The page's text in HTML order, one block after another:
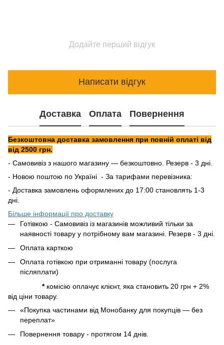
Додайте перший відгук
Написати відгук
Доставка Оплата Повернення
Безкоштовна доставка замовлення при повній оплаті від
від 2500 грн.
- Самовивіз з нашого магазину — безкоштовно. Резерв - 3 дні.
- Новою поштою по Україні - За тарифами перевізника:
- Доставка замовлень оформлених до 17:00 становлять 1-3
дні.
Більше інформації про доставку
Готівкою - Самовивіз із магазинів можливий тільки за
наявності товару у потрібному вам магазині. Резерв - 3 дні.
Оплата карткою
Оплата готівкою при отриманні товару (послуга
післяплати)
* комісію оплачує клієнт, яка становить 20 грн + 2%
від ціни товару.
«Покупка частинами від Монобанку для покупців — без
переплат»
Повернення товару - протягом 14 днів.